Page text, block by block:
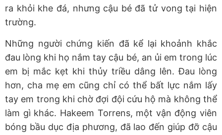
ra khỏi khe đá, nhưng cậu bé đã tử vong tại hiện
trường.
Những người chứng kiến đã kể lại khoảnh khắc
đau lòng khi họ nắm tay cậu bé, an ủi em trong lúc
em bị mắc kẹt khi thủy triều dâng lên. Đau lòng
hơn, cha mẹ em cũng chỉ có thể bất lực nắm lấy
tay em trong khi chờ đợi đội cứu hộ mà không thể
làm gì khác. Hakeem Torrens, một vận động viên
bóng bầu dục địa phương, đã lao đến giúp đỡ cậu